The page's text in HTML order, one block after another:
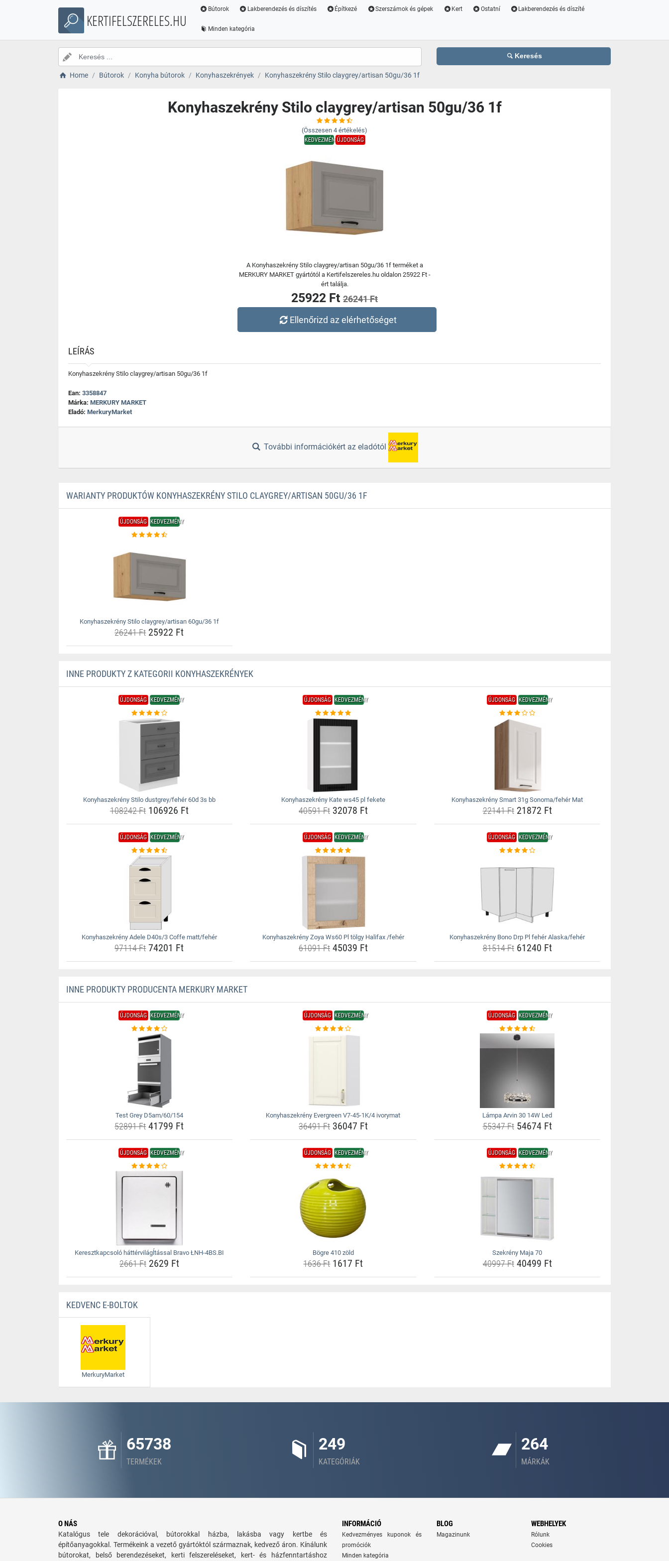
KERTIFELSZERELES.HU
Bútorok Lakberendezés és díszítés Építkezé Szerszámok és gépek Kert Ostatní Lakberendezés és díszíté
Minden kategória
Keresés
Home Bútorok Konyha bútorok Konyhaszekrények Konyhaszekrény Stilo claygrey/artisan 50gu/36 1f
Konyhaszekrény Stilo claygrey/artisan 50gu/36 1f
(Összesen 4 értékelés)
KEDVEZMÉNYÚJDONSÁG
A Konyhaszekrény Stilo claygrey/artisan 50gu/36 1f terméket a
MERKURY MARKET gyártótól a Kertifelszereles.hu oldalon 25922 Ft -
ért találja.
25922 Ft 26241 Ft
Ellenőrizd az elérhetőséget
LEÍRÁS
Konyhaszekrény Stilo claygrey/artisan 50gu/36 1f
Ean: 3358847
Márka: MERKURY MARKET
Eladó: MerkuryMarket
További információkért az eladótól
WARIANTY PRODUKTÓW KONYHASZEKRÉNY STILO CLAYGREY/ARTISAN 50GU/36 1F
ÚJDONSÁG KEDVEZMÉNY
Konyhaszekrény Stilo claygrey/artisan 60gu/36 1f
26241 Ft25922 Ft
INNE PRODUKTY Z KATEGORII KONYHASZEKRÉNYEK
ÚJDONSÁG KEDVEZMÉNY
Konyhaszekrény Stilo dustgrey/fehér 60d 3s bb
108242 Ft106926 Ft
ÚJDONSÁG KEDVEZMÉNY
Konyhaszekrény Kate ws45 pl fekete
40591 Ft32078 Ft
ÚJDONSÁG KEDVEZMÉNY
Konyhaszekrény Smart 31g Sonoma/fehér Mat
22141 Ft21872 Ft
ÚJDONSÁG KEDVEZMÉNY
Konyhaszekrény Adele D40s/3 Coffe matt/fehér
97114 Ft74201 Ft
ÚJDONSÁG KEDVEZMÉNY
Konyhaszekrény Zoya Ws60 Pl tölgy Halifax /fehér
61091 Ft45039 Ft
ÚJDONSÁG KEDVEZMÉNY
Konyhaszekrény Bono Drp Pl fehér Alaska/fehér
81514 Ft61240 Ft
INNE PRODUKTY PRODUCENTA MERKURY MARKET
ÚJDONSÁG KEDVEZMÉNY
Test Grey D5am/60/154
52891 Ft41799 Ft
ÚJDONSÁG KEDVEZMÉNY
Konyhaszekrény Evergreen V7-45-1K/4 ivorymat
36491 Ft36047 Ft
ÚJDONSÁG KEDVEZMÉNY
Lámpa Arvin 30 14W Led
55347 Ft54674 Ft
ÚJDONSÁG KEDVEZMÉNY
Keresztkapcsoló háttérvilágĺtással Bravo ŁNH-4BS.BI
2661 Ft2629 Ft
ÚJDONSÁG KEDVEZMÉNY
Bögre 410 zöld
1636 Ft1617 Ft
ÚJDONSÁG KEDVEZMÉNY
Szekrény Maja 70
40997 Ft40499 Ft
KEDVENC E-BOLTOK
MerkuryMarket
65738
TERMÉKEK
249
KATEGÓRIÁK
264
MÁRKÁK
O NÁS
Katalógus tele dekorációval, bútorokkal házba, lakásba vagy kertbe és
építőanyagokkal. Termékeink a vezető gyártóktól származnak, kedvező áron. Kínálunk
bútorokat, belső berendezéseket, kerti felszereléseket, kert- és házfenntartáshoz
INFORMÁCIÓ
Kedvezményes kuponok és
promóciók
Minden kategória
BLOG
Magazinunk
WEBHELYEK
Rólunk
Cookies